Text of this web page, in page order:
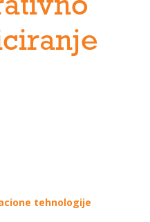
tehnologije